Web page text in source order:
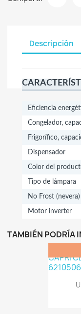
Descripción
Eficiencia
Congelador,
Frigorífico,
Dispensador
Color del
Tipo de lámpara
No Frost (nevera)
Motor inverter
TAMBIÉN PODRÍA